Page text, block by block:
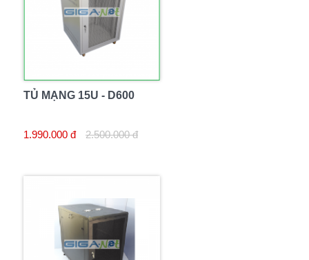
TỦ MẠNG 15U - D600
1.990.000 đ 2.500.000 đ